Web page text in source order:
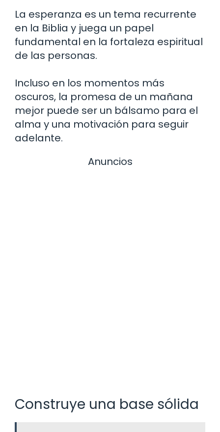
La esperanza es un tema recurrente
en la Biblia y juega un papel
fundamental en la fortaleza espiritual
de las personas.
Incluso en los momentos más
oscuros, la promesa de un mañana
mejor puede ser un bálsamo para el
alma y una motivación para seguir
adelante.
Anuncios
Construye una base sólida